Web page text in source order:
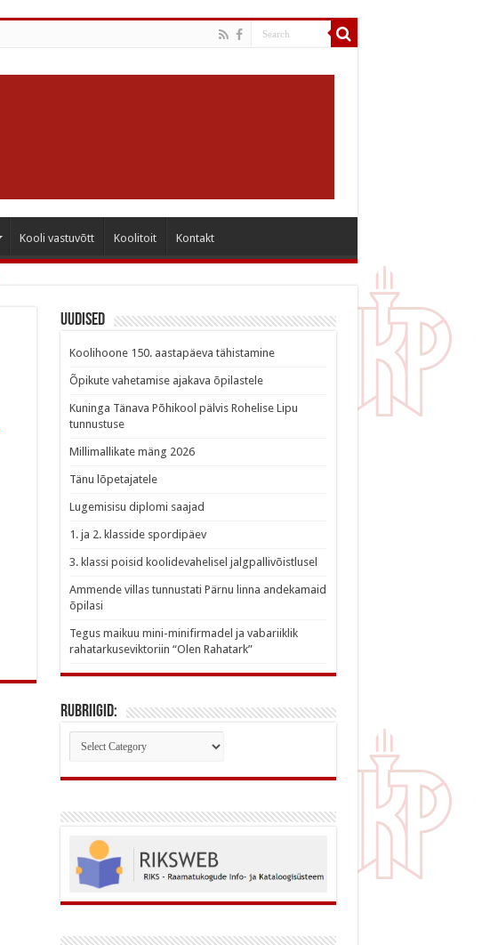
Kooli vastuvõtt Koolitoit Kontakt
Uudised
Koolihoone 150. aastapäeva tähistamine
Õpikute vahetamise ajakava õpilastele
Kuninga Tänava Põhikool pälvis Rohelise Lipu
tunnustuse
Millimallikate mäng 2026
Tänu lõpetajatele
Lugemisisu diplomi saajad
1. ja 2. klasside spordipäev
3. klassi poisid koolidevahelisel jalgpallivõistlusel
Ammende villas tunnustati Pärnu linna andekamaid
õpilasi
Tegus maikuu mini-minifirmadel ja vabariiklik
rahatarkuseviktoriin “Olen Rahatark”
Rubriigid:
Rubriigid: